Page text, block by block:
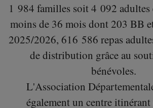
1 984 familles soit 4 092 adultes
moins de 36 mois dont 203 BB
2025/2026, 616 586 repas
de distribution grâce au
bénévoles.
L'Association
également un centre